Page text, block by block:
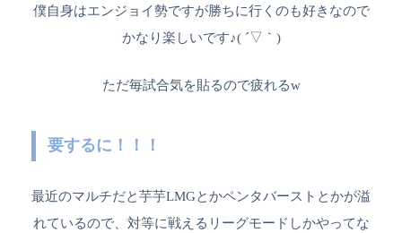
僕自身はエンジョイ勢ですが勝ちに行くのも好きなので
かなり楽しいです♪( ´▽｀)
ただ毎試合気を貼るので疲れるw
要するに！！！
最近のマルチだと芋芋LMGとかペンタバーストとかが溢
れているので、対等に戦えるリーグモードしかやってな